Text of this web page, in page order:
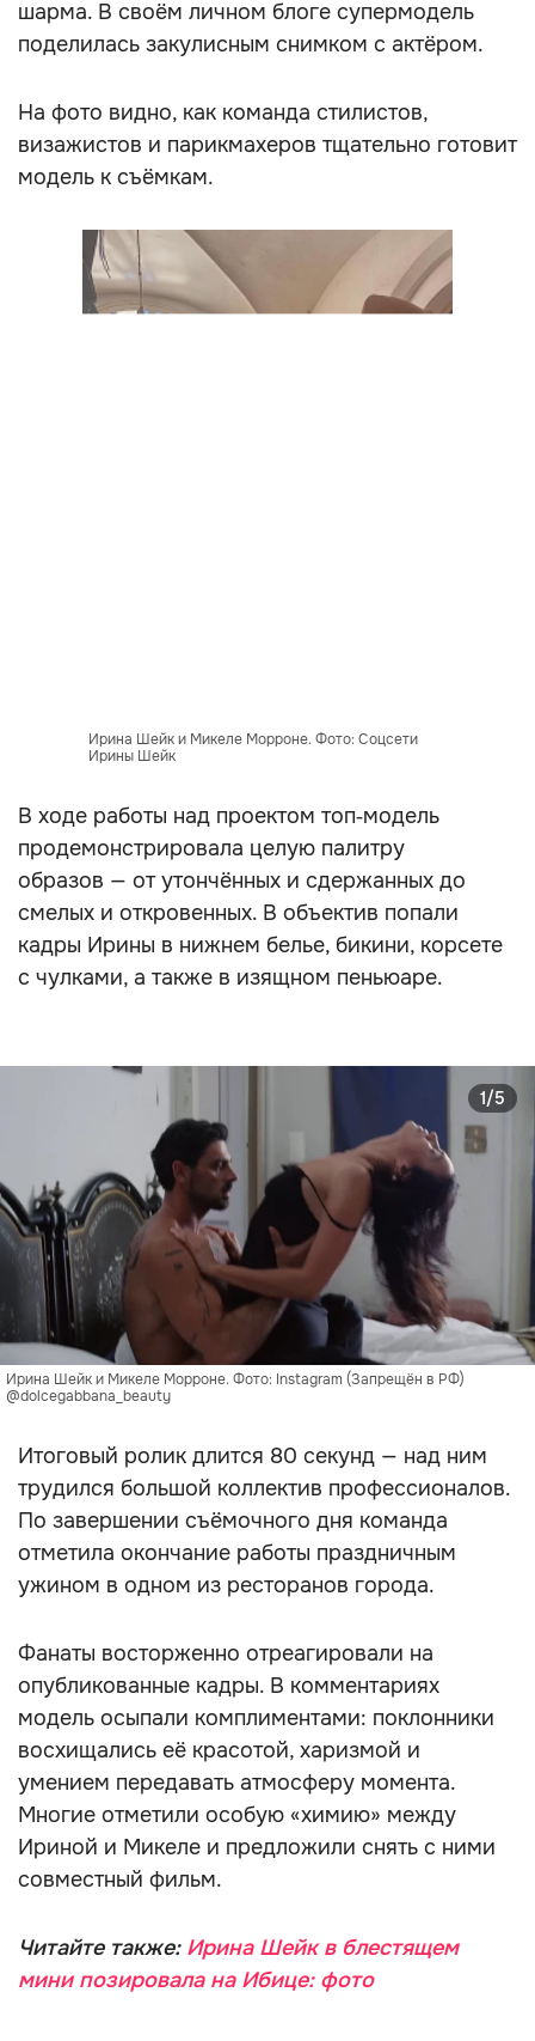
шарма. В своём личном блоге супермодель
поделилась закулисным снимком с актёром.
На фото видно, как команда стилистов,
визажистов и парикмахеров тщательно готовит
модель к съёмкам.
Ирина Шейк и Микеле Морроне. Фото: Соцсети
Ирины Шейк
В ходе работы над проектом топ‑модель
продемонстрировала целую палитру
образов — от утончённых и сдержанных до
смелых и откровенных. В объектив попали
кадры Ирины в нижнем белье, бикини, корсете
с чулками, а также в изящном пеньюаре.
Ирина Шейк и Микеле Морроне. Фото: Instagram (Запрещён в РФ)
@dolcegabbana_beauty
1/5
Итоговый ролик длится 80 секунд — над ним
трудился большой коллектив профессионалов.
По завершении съёмочного дня команда
отметила окончание работы праздничным
ужином в одном из ресторанов города.
Фанаты восторженно отреагировали на
опубликованные кадры. В комментариях
модель осыпали комплиментами: поклонники
восхищались её красотой, харизмой и
умением передавать атмосферу момента.
Многие отметили особую «химию» между
Ириной и Микеле и предложили снять с ними
совместный фильм.
Читайте также: Ирина Шейк в блестящем
мини позировала на Ибице: фото